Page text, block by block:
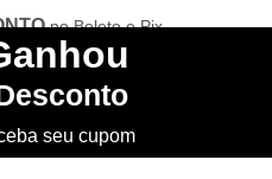
no Boleto e Pix
nossa Loja Física
seu cupom